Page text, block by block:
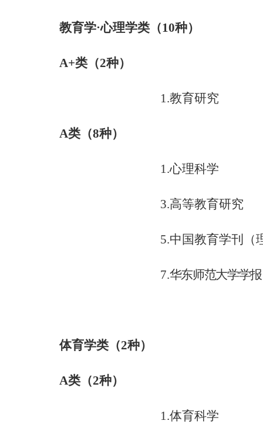
教育学·心理学类（10种）
A+类（2种）
1.教育研究
A类（8种）
1.心理科学
3.高等教育研究
5.中国教育学刊（
7.华东师范大学学
体育学类（2种）
A类（2种）
1.体育科学